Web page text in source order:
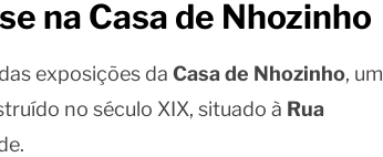
na Casa de Nhozinho
exposições da Casa de Nhozinho, um
no século XIX, situado à Rua